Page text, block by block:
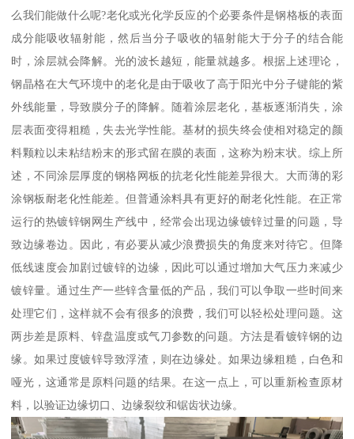
么我们能做什么呢?老化或光化学反应的个必要条件是钢格板的表面
成分能吸收辐射能，然后当分子吸收的辐射能大于分子的结合能
时，涂层就会降解。光的波长越短，能量就越多。根据上述理论，
钢晶格在大气环境中的老化是由于吸收了高于阳光中分子键能的紫
外线能量，导致膜分子的降解。随着涂层老化，基板逐渐消失，涂
层表面变得粗糙，失去光学性能。基材的损失终会使相对稳定的颜
料颗粒以未粘结粉末的形式留在膜的表面，这称为粉末状。综上所
述，不同涂层厚度的钢格网板的抗老化性能差异很大。大而薄的彩
涂钢板耐老化性能差。但普通涂料具有更好的耐老化性能。在正常
运行的热镀锌钢网生产线中，经常会出现边缘镀锌过量的问题，导
致边缘卷边。因此，有必要从减少浪费损失的角度来对待它。但降
低线速度会加剧过镀锌的边缘，因此可以通过增加大气压力来减少
镀锌量。通过生产一些锌含量低的产品，我们可以争取一些时间来
处理它们，这样就不会有很多的浪费，我们可以轻松处理问题。这
两步差是原料、锌盘温度或气刀参数的问题。方法是看镀锌钢的边
缘。如果过度镀锌导致浮渣，则在边缘处。如果边缘粗糙，白色和
哑光，这通常是原料问题的结果。在这一点上，可以重新检查原材
料，以验证边缘切口、边缘裂纹和锯齿状边缘。